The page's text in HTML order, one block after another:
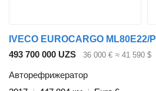
IVECO EUROCARGO ML80E22/P
493 700 000 UZS
36 000 € ≈ 41 590 $
Авторефрижератор